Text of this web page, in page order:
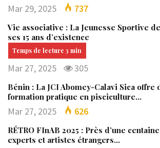
Mar 29, 2025 737
Vie associative : La Jeunesse Sportive
ses 15 ans d’existence
Mar 27, 2025 305
Bénin : La JCI Abomey-Calavi Sica offre
formation pratique en pisciculture…
Mar 27, 2025 626
RÉTRO FInAB 2025 : Près d’une
experts et artistes étrangers…